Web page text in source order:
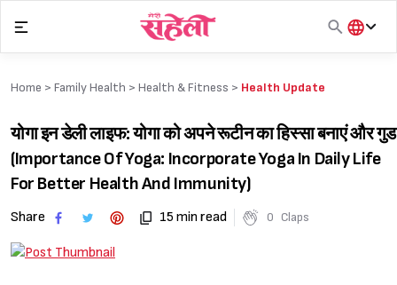
content
हिंदी
Home > Family Health > Health & Fitness > Health Update
योगा इन डेली लाइफ: योगा को अपने रूटीन का हिस्सा बनाएं और
(Importance Of Yoga: Incorporate Yoga In Daily Life
For Better Health And Immunity)
Share 15 min read 0 Claps